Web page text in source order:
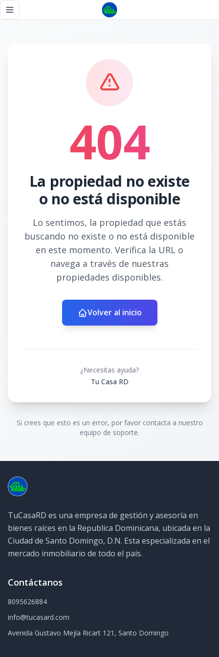
Toggle navigation menu
404
La propiedad no existe
o no está disponible
Lo sentimos, la propiedad que estás
buscando no existe o no está disponible
en este momento. Verifica la URL o
navega a través de nuestras
propiedades disponibles.
Volver al inicio
¿Necesitas ayuda?
Tu Casa RD
Si crees que esto es un error, por favor contacta a nuestro
equipo de soporte.
TuCasaRD es una empresa de gestión y asesoría en
bienes raíces en la Republica Dominicana, ubicada en la
Ciudad de Santo Domingo, D.N. Esta especializada en el
mercado inmobiliario de todo el país.
Contáctanos
8095626884
info@tucasard.com
Avenida Gustavo Mejía Ricart 121, Santo Domingo
Página no encontrada - Tu Casa RD